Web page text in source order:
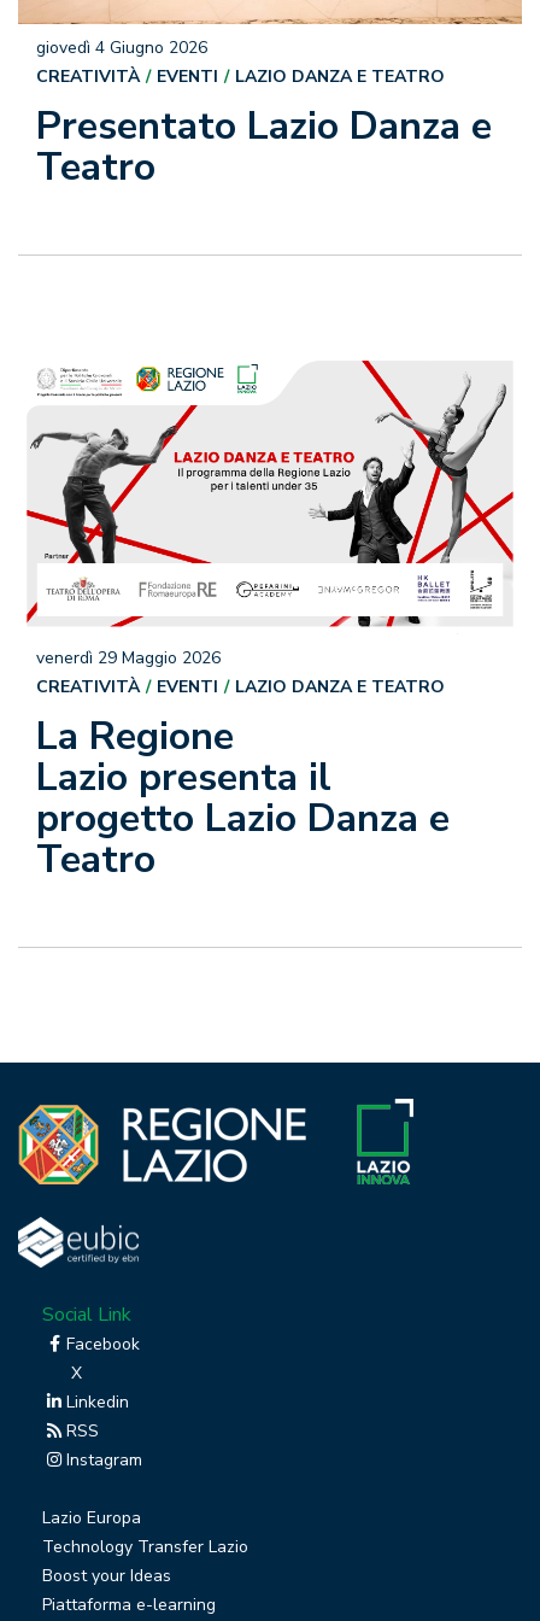
Presentato Lazio Danza e
Teatro
giovedì 4 Giugno 2026
CREATIVITÀ
EVENTI LAZIO DANZA E TEATRO
La Regione
Lazio presenta il
progetto Lazio Danza e
Teatro
venerdì 29 Maggio 2026
CREATIVITÀ
EVENTI LAZIO DANZA E TEATRO
Social Link
Facebook
X
Linkedin
RSS
Instagram
Lazio Europa
Technology Transfer Lazio
Boost your Ideas
Piattaforma e-learning